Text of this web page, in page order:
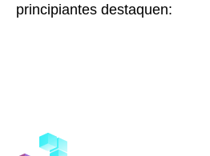
principiantes destaquen: